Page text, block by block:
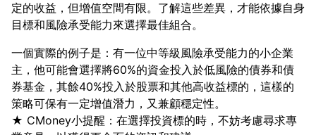
定的收益，但增值空間有限。了解這些差異，才能依據自身
一個實際的例子是：有一位中等級風險承受能力的小企業
主，他可能會選擇將60%的資金投入於低風險的債券和債
券基金，其餘40%投入於股票和其他高收益標的，這樣的
策略可保有一定增值潛力，又兼顧穩定性。
★ CMoney小提醒：在選擇投資標的時，不妨考慮尋求專